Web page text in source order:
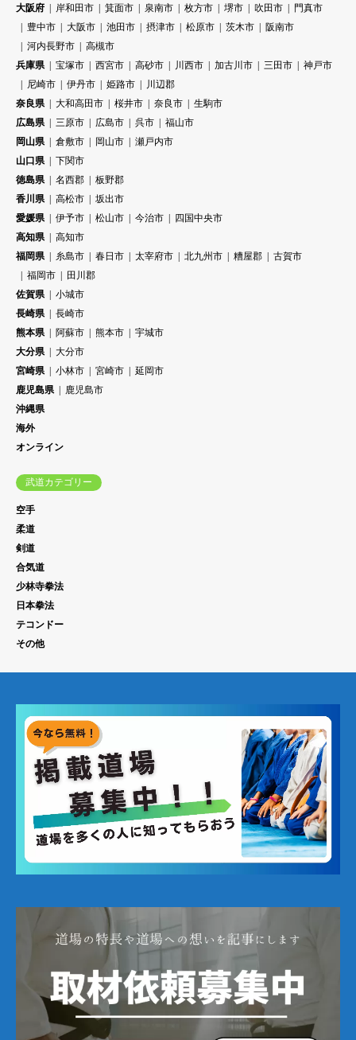
大阪府
岸和田市 箕面市 泉南市 枚方市 堺市 吹田市
門真市
豊中市
大阪市 池田市 摂津市 松原市 茨木市
阪南市
河内長野市
高槻市
兵庫県
宝塚市 西宮市 高砂市 川西市 加古川市 三田市
神戸市
尼崎市
伊丹市 姫路市
川辺郡
奈良県
大和高田市 桜井市 奈良市
生駒市
広島県
三原市 広島市 呉市
福山市
岡山県
倉敷市 岡山市
瀬戸内市
山口県
下関市
徳島県
名西郡
板野郡
香川県
高松市
坂出市
愛媛県
伊予市 松山市 今治市
四国中央市
高知県
高知市
福岡県
糸島市 春日市 太宰府市 北九州市 糟屋郡
古賀市
福岡市
田川郡
佐賀県
小城市
長崎県
長崎市
熊本県
阿蘇市 熊本市
宇城市
大分県
大分市
宮崎県
小林市 宮崎市
延岡市
鹿児島県
鹿児島市
沖縄県
海外
オンライン
武道カテゴリー
空手
柔道
剣道
合気道
少林寺拳法
日本拳法
テコンドー
その他